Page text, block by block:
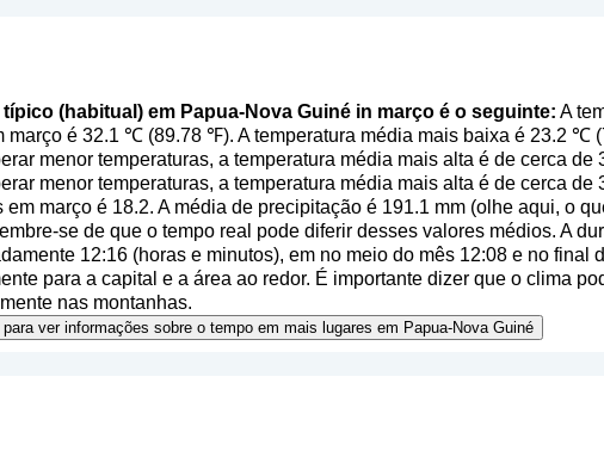
típico (habitual) em Papua-Nova Guiné in março é o seguinte: A
março é 32.1 ℃ (89.78 ℉). A temperatura média mais baixa é 23.2 ℃
menor temperaturas, a temperatura média mais alta é de cerca
menor temperaturas, a temperatura média mais alta é de cerca
em março é 18.2. A média de precipitação é 191.1 mm (olhe aqui, o
se de que o tempo real pode diferir desses valores médios. A
12:16 (horas e minutos), em no meio do mês 12:08 e no final
para a capital e a área ao redor. É importante dizer que o clima
nas montanhas.
ver informações sobre o tempo em mais lugares em Papua-Nova Guiné